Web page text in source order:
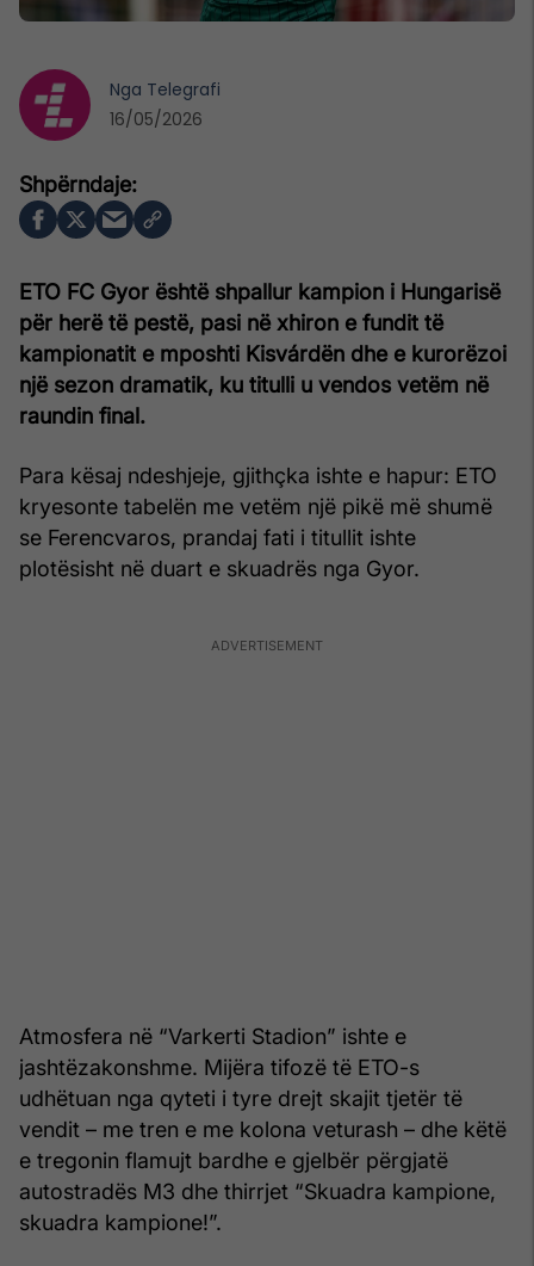
ETO FC Gyor është shpallur kampion i Hungarisë
për herë të pestë, pasi në xhiron e fundit të
kampionatit e mposhti Kisvárdën dhe e kurorëzoi
një sezon dramatik, ku titulli u vendos vetëm në
raundin final.
Para kësaj ndeshjeje, gjithçka ishte e hapur: ETO
kryesonte tabelën me vetëm një pikë më shumë
se Ferencvaros, prandaj fati i titullit ishte
plotësisht në duart e skuadrës nga Gyor.
Atmosfera në “Varkerti Stadion” ishte e
jashtëzakonshme. Mijëra tifozë të ETO-s
udhëtuan nga qyteti i tyre drejt skajit tjetër të
vendit – me tren e me kolona veturash – dhe këtë
e tregonin flamujt bardhe e gjelbër përgjatë
autostradës M3 dhe thirrjet “Skuadra kampione,
skuadra kampione!”.
Nga Telegrafi
16/05/2026